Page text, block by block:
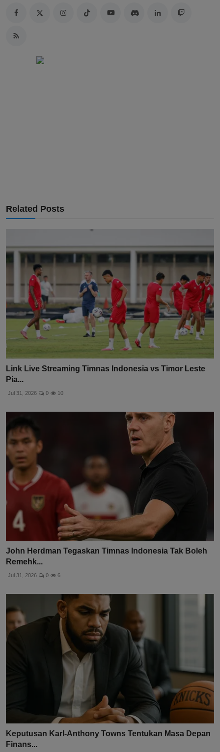
Related Posts
Link Live Streaming Timnas Indonesia vs Timor Leste
Pia...
Jul 31, 2026 0 10
John Herdman Tegaskan Timnas Indonesia Tak Boleh
Remehk...
Jul 31, 2026 0 6
Keputusan Karl-Anthony Towns Tentukan Masa Depan
Finans...